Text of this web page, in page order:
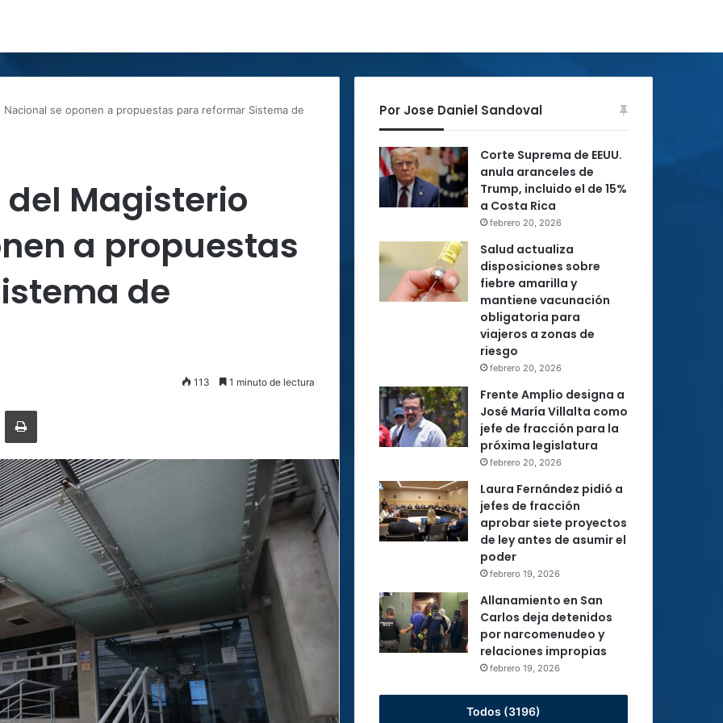
se oponen a propuestas para reformar Sistema de
Magisterio
a propuestas
de
113 1 minuto de lectura
por correo electrónicoImprimir
Por Jose Daniel Sandoval
Corte Suprema de EEUU.
anula aranceles de
Trump, incluido el de 15%
a Costa Rica
febrero 20, 2026
Salud actualiza
disposiciones sobre
fiebre amarilla y
mantiene vacunación
obligatoria para
viajeros a zonas de
riesgo
febrero 20, 2026
Frente Amplio designa a
José María Villalta como
jefe de fracción para la
próxima legislatura
febrero 20, 2026
Laura Fernández pidió a
jefes de fracción
aprobar siete proyectos
de ley antes de asumir el
poder
febrero 19, 2026
Allanamiento en San
Carlos deja detenidos
por narcomenudeo y
relaciones impropias
febrero 19, 2026
Todos (3196)